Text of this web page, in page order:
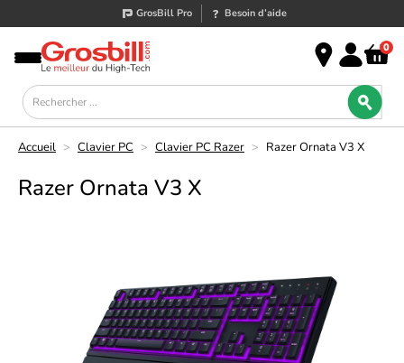
GrosBill Pro Besoin d’aide
0
Accueil > Clavier PC > Clavier PC Razer > Razer Ornata V3 X
Razer Ornata V3 X